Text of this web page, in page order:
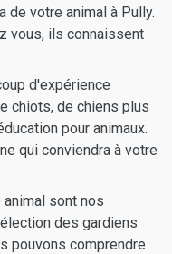
de votre animal à Pully.
vous, ils connaissent
d'expérience
chiots, de chiens plus
pour animaux.
qui conviendra à votre
sont nos
des gardiens
pouvons comprendre